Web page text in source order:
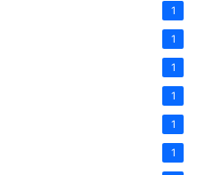
1
1
1
1
1
1